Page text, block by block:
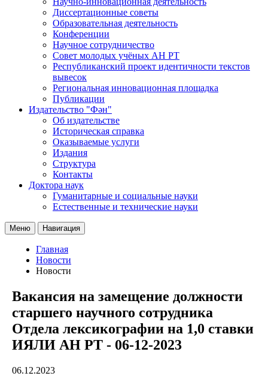
Диссертационные советы
Образовательная деятельность
Конференции
Научное сотрудничество
Совет молодых учёных АН РТ
Республиканский проект идентичности текстов
вывесок
Региональная инновационная площадка
Публикации
Издательство "Фән"
Об издательстве
Историческая справка
Оказываемые услуги
Издания
Структура
Контакты
Доктора наук
Гуманитарные и социальные науки
Естественные и технические науки
Меню Навигация
Главная
Новости
Новости
Вакансия на замещение должности
старшего научного сотрудника
Отдела лексикографии на 1,0 ставки
ИЯЛИ АН РТ - 06-12-2023
06.12.2023